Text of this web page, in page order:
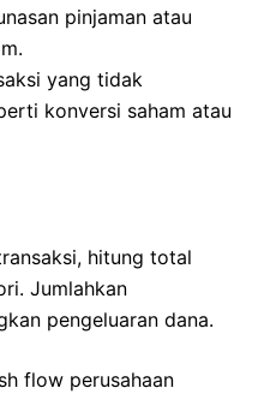
pinjaman atau
yang tidak
konversi saham atau
hitung total
Jumlahkan
pengeluaran dana.
flow perusahaan